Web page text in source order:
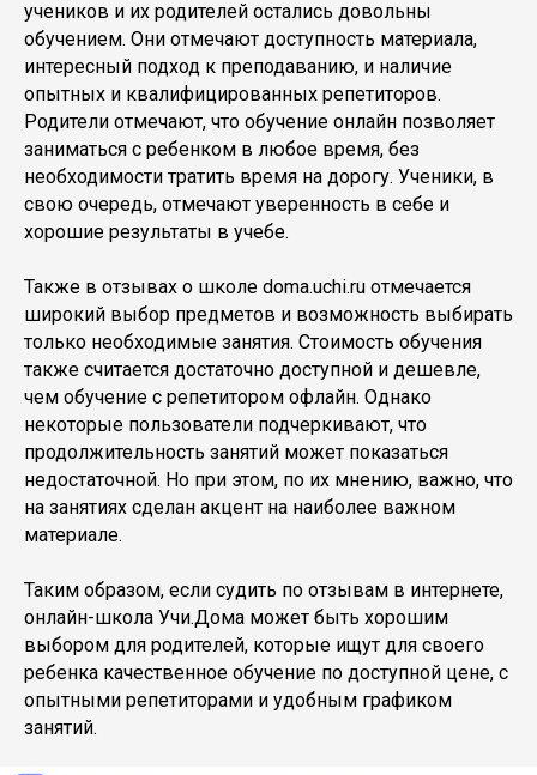
учеников и их родителей остались довольны
обучением. Они отмечают доступность материала,
интересный подход к преподаванию, и наличие
опытных и квалифицированных репетиторов.
Родители отмечают, что обучение онлайн позволяет
заниматься с ребенком в любое время, без
необходимости тратить время на дорогу. Ученики, в
свою очередь, отмечают уверенность в себе и
хорошие результаты в учебе.
Также в отзывах о школе doma.uchi.ru отмечается
широкий выбор предметов и возможность выбирать
только необходимые занятия. Стоимость обучения
также считается достаточно доступной и дешевле,
чем обучение с репетитором офлайн. Однако
некоторые пользователи подчеркивают, что
продолжительность занятий может показаться
недостаточной. Но при этом, по их мнению, важно, что
на занятиях сделан акцент на наиболее важном
материале.
Таким образом, если судить по отзывам в интернете,
онлайн-школа Учи.Дома может быть хорошим
выбором для родителей, которые ищут для своего
ребенка качественное обучение по доступной цене, с
опытными репетиторами и удобным графиком
занятий.